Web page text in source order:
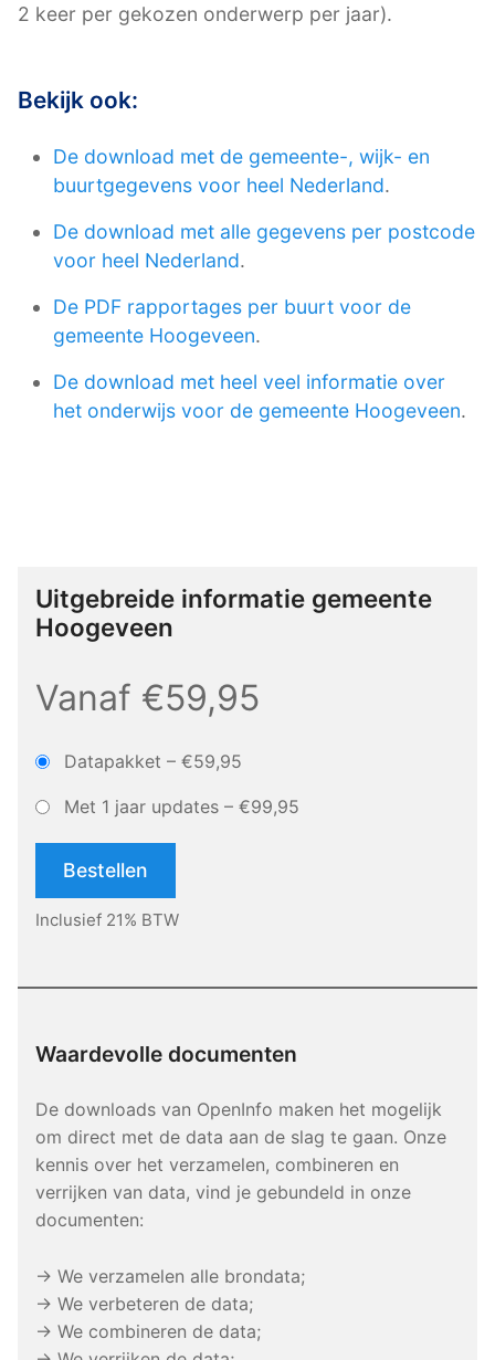
2 keer per gekozen onderwerp per jaar).
Bekijk ook:
De download met de gemeente-, wijk- en
buurtgegevens voor heel Nederland.
De download met alle gegevens per postcode
voor heel Nederland.
De PDF rapportages per buurt voor de
gemeente Hoogeveen.
De download met heel veel informatie over
het onderwijs voor de gemeente Hoogeveen.
Uitgebreide informatie gemeente
Hoogeveen
Vanaf €59,95
Datapakket – €59,95
Met 1 jaar updates – €99,95
Bestellen
Inclusief 21% BTW
Waardevolle documenten
De downloads van OpenInfo maken het mogelijk
om direct met de data aan de slag te gaan. Onze
kennis over het verzamelen, combineren en
verrijken van data, vind je gebundeld in onze
documenten:
→ We verzamelen alle brondata;
→ We verbeteren de data;
→ We combineren de data;